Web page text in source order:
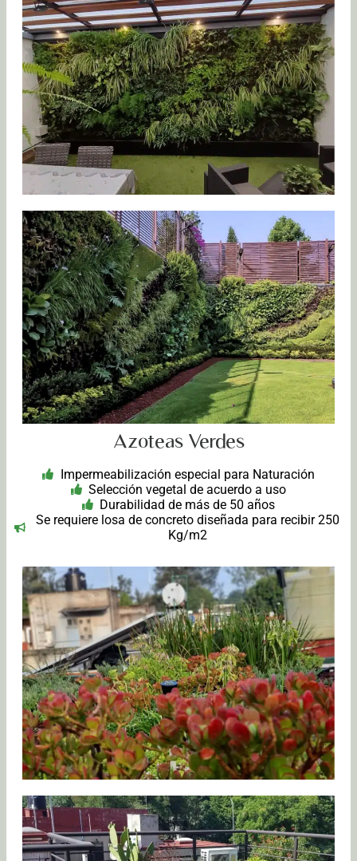
Azoteas Verdes
Impermeabilización especial para Naturación
Selección vegetal de acuerdo a uso
Durabilidad de más de 50 años
Se requiere losa de concreto diseñada para recibir 250
Kg/m2